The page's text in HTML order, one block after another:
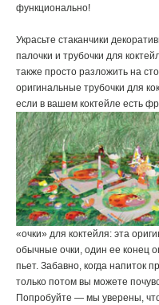
функционально!
Украсьте стаканчики
палочки и трубочки для
также просто разложить на
оригинальные трубочки для
если в вашем коктейле есть
«очки» для коктейля: эта
обычные очки, один ее конец
пьет. Забавно, когда напиток
только потом вы можете
Попробуйте — мы уверены,